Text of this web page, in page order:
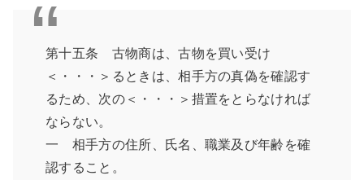
第十五条 古物商は、古物を買い受け
＜・・・＞るときは、相手方の真偽を確認す
るため、次の＜・・・＞措置をとらなければ
ならない。
一 相手方の住所、氏名、職業及び年齢を確
認すること。